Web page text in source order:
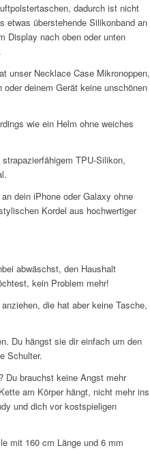
dadurch ist nicht
etwas überstehende Silikonband an
Display nach oben oder unten
unser Necklace Case Mikronoppen,
deinem Gerät keine unschönen
wie ein Helm ohne weiches
TPU-Silikon,
dein iPhone oder Galaxy ohne
Kordel aus hochwertiger
abwäschst, den Haushalt
kein Problem mehr!
die hat aber keine Tasche,
Du hängst sie dir einfach um den
Schulter.
Du brauchst keine Angst mehr
am Körper hängt, nicht mehr ins
und dich vor kostspieligen
mit 160 cm Länge und 6 mm